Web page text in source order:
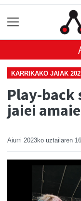
KARRIKAKO JAIAK
Play-back
jaiei
Aiurri 2023ko uztailaren